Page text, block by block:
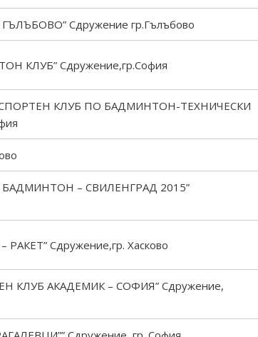
Сдружение гр.Гълъбово
КЛУБ” Сдружение,гр.София
КЛУБ ПО БАДМИНТОН-ТЕХНИЧЕСКИ
– СВИЛЕНГРАД 2015”
Сдружение,гр. Хасково
КЛУБ АКАДЕМИК – СОФИЯ” Сдружение,